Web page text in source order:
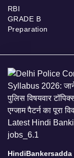
RBI
GRADE B
Preparation
HindiBankersadda